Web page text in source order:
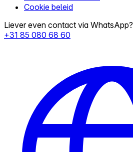
Cookie beleid
Liever even contact via WhatsApp?
+31 85 080 68 60